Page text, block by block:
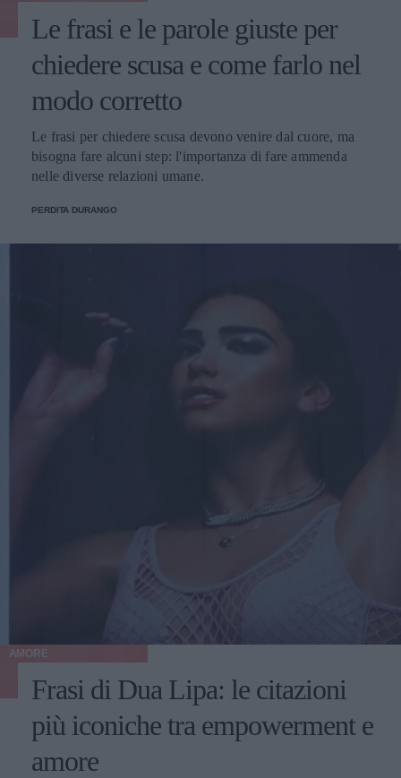
Le frasi e le parole giuste per
chiedere scusa e come farlo nel
modo corretto
Le frasi per chiedere scusa devono venire dal cuore, ma
bisogna fare alcuni step: l'importanza di fare ammenda
nelle diverse relazioni umane.
PERDITA DURANGO
AMORE
Frasi di Dua Lipa: le citazioni
più iconiche tra empowerment e
amore